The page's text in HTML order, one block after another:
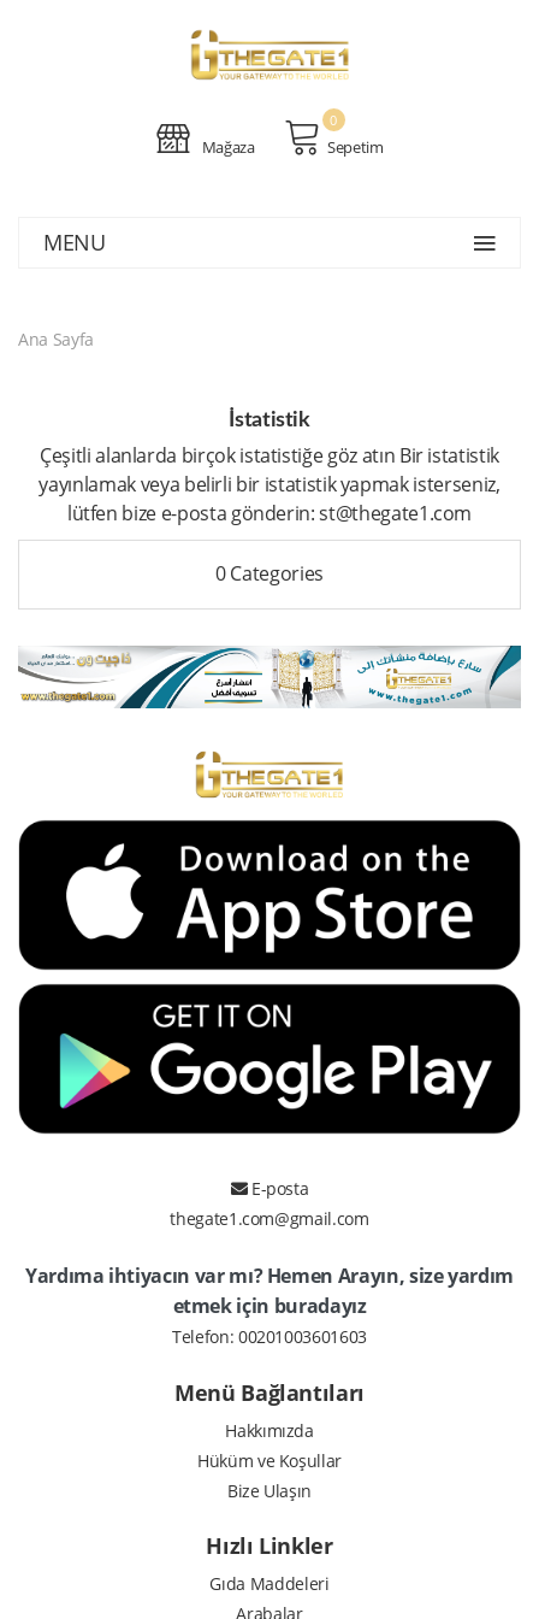
Mağaza Sepetim
0
MENU
Ana Sayfa
İstatistik
Çeşitli alanlarda birçok istatistiğe göz atın Bir istatistik
yayınlamak veya belirli bir istatistik yapmak isterseniz,
lütfen bize e-posta gönderin: st@thegate1.com
0 Categories
E-posta
thegate1.com@gmail.com
Yardıma ihtiyacın var mı? Hemen Arayın, size yardım
etmek için buradayız
Telefon: 00201003601603
Menü Bağlantıları
Hakkımızda
Hüküm ve Koşullar
Bize Ulaşın
Hızlı Linkler
Gıda Maddeleri
Arabalar